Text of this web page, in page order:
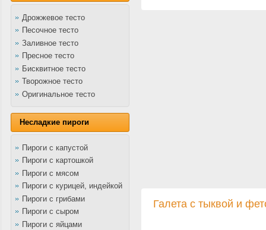
Дрожжевое тесто
Песочное тесто
Заливное тесто
Пресное тесто
Бисквитное тесто
Творожное тесто
Оригинальное тесто
Несладкие пироги
Пироги с капустой
Пироги с картошкой
Пироги с мясом
Пироги с курицей, индейкой
Пироги с грибами
Пироги с сыром
Пироги с яйцами
Галета с тыквой и